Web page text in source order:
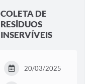
COLETA DE
RESÍDUOS
INSERVÍVEIS
20/03/2025